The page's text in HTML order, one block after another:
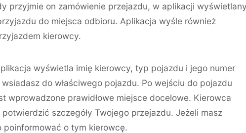
przyjmie on zamówienie przejazdu, w aplikacji wyświetlany
do miejsca odbioru. Aplikacja wyśle również
kierowcy.
wyświetla imię kierowcy, typ pojazdu i jego numer
do właściwego pojazdu. Po wejściu do pojazdu
wprowadzone prawidłowe miejsce docelowe. Kierowca
szczegóły Twojego przejazdu. Jeżeli masz
o tym kierowcę.